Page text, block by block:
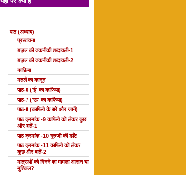
पाठ (अध्याय)
प्रस्तावना
ग़ज़ल की तकनीकी शब्दावली-1
ग़ज़ल की तकनीकी शब्दावली-2
काफ़िया
मतले का कानून
पाठ-6 ('ई' का काफिया)
पाठ-7 ('ऊ' का काफिया)
पाठ-8 (काफिये के बारें और जानें)
पाठ क्रमांक -9 काफिये को लेकर कुछ
और बातें-1
पाठ क्रमांक -10 गुरुजी की डाँट
पाठ क्रमांक -11 काफिये को लेकर
कुछ और बातें-2
मात्राओं को गिनने का मामला आसान या
मुश्किल?